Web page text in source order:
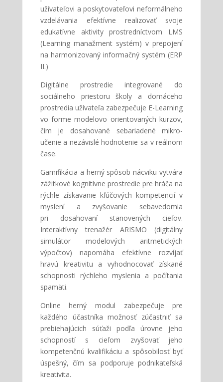
užívateľovi a poskytovateľovi neformálneho
vzdelávania efektívne realizovať svoje
edukatívne aktivity prostredníctvom LMS
(Learning manažment systém) v prepojení
na harmonizovaný informačný systém (ERP
II.)
Digitálne prostredie integrované do
sociálneho priestoru školy a domáceho
prostredia užívateľa zabezpečuje E-Learning
vo forme modelovo orientovaných kurzov,
čím je dosahované sebariadené mikro-
učenie a nezávislé hodnotenie sa v reálnom
čase.
Gamifikácia a herný spôsob nácviku vytvára
zážitkové kognitívne prostredie pre hráča na
rýchle získavanie kľúčových kompetencií v
myslení a zvyšovanie sebavedomia
pri dosahovaní stanovených cieľov.
Interaktívny trenažér ARISMO (digitálny
simulátor modelových aritmetických
výpočtov) napomáha efektívne rozvíjať
hravú kreativitu a vyhodnocovať získané
schopnosti rýchleho myslenia a počítania
spamäti.
Online herný modul zabezpečuje pre
každého účastníka možnosť zúčastniť sa
prebiehajúcich súťaži podľa úrovne jeho
schopností s cieľom zvyšovať jeho
kompetenčnú kvalifikáciu a spôsobilosť byť
úspešný, čím sa podporuje podnikateľská
kreativita.